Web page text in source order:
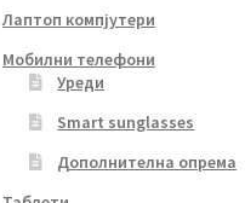
Лаптоп компјутери
Мобилни телефони
Уреди
Smart sunglasses
Дополнителна опрема